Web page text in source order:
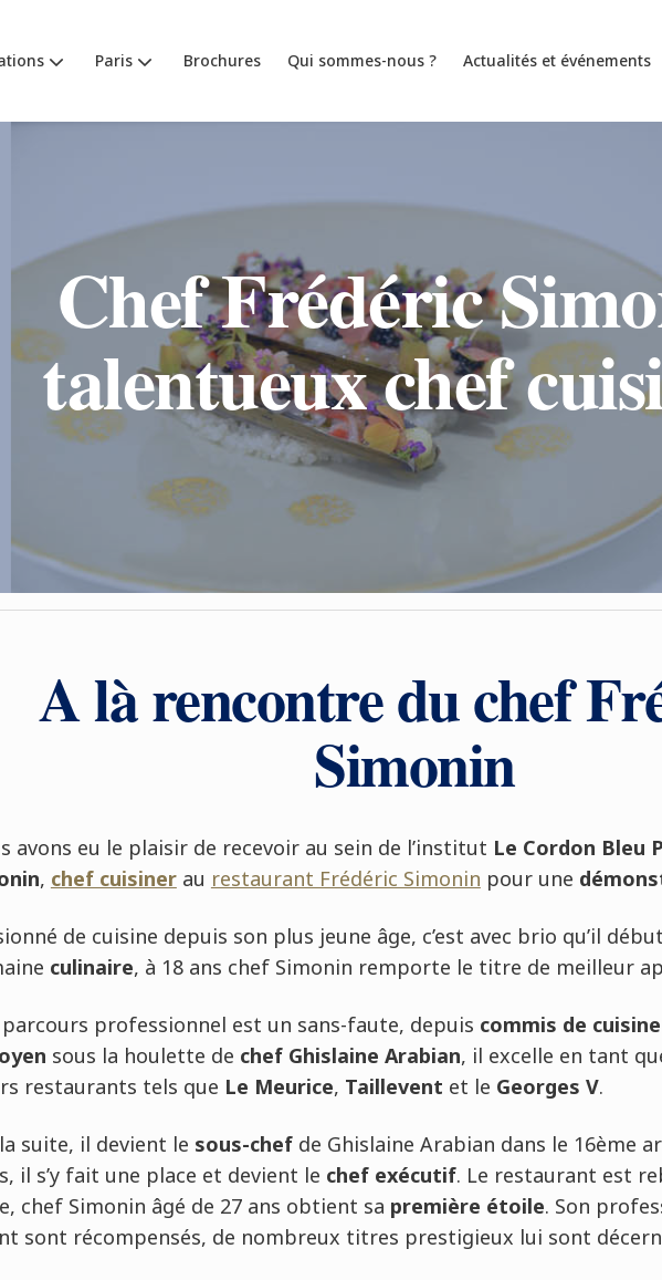
Paris Brochures Qui sommes-nous ? Actualités et événements
Chef Frédéric
talentueux chef
A là rencontre du chef
Simonin
avons eu le plaisir de recevoir au sein de l’institut Le Cordon Bleu
, chef cuisinerau restaurant Frédéric Simonin pour une
de cuisine depuis son plus jeune âge, c’est avec brio qu’il
culinaire, à 18 ans chef Simonin remporte le titre de meilleur
parcours professionnel est un sans-faute, depuis commis de cuisine
sous la houlette de chef Ghislaine Arabian, il excelle en tant
restaurants tels que Le Meurice, Taillevent et le Georges V.
suite, il devient le sous-chefde Ghislaine Arabian dans le 16ème
il s’y fait une place et devient le chef exécutif. Le restaurant est
chef Simonin âgé de 27 ans obtient sa première étoile. Son
sont récompensés, de nombreux titres prestigieux lui sont